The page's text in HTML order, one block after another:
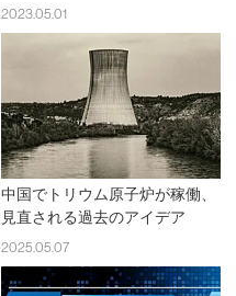
2023.05.01
中国でトリウム原子炉が稼働、
見直される過去のアイデア
2025.05.07